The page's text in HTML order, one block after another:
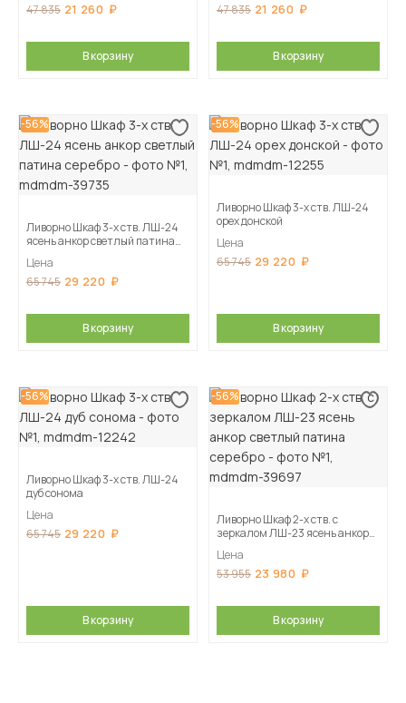
47 835 21 260
В корзину
47 835 21 260
В корзину
-56%
Ливорно Шкаф 3-х ств. ЛШ-24
ясень анкор светлый патина
Цена
65 745 29 220
В корзину
-56%
Ливорно Шкаф 3-х ств. ЛШ-24
орех донской
Цена
65 745 29 220
В корзину
-56%
Ливорно Шкаф 3-х ств. ЛШ-24
дуб сонома
Цена
65 745 29 220
В корзину
-56%
Ливорно Шкаф 2-х ств. с
зеркалом ЛШ-23 ясень анкор
Цена
53 955 23 980
В корзину